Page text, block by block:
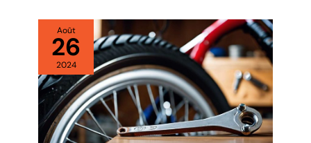
Août
26
2024